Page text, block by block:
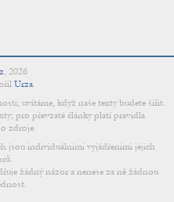
, 2026
Urza.
uvítáme, když naše texty budete šířit.
pro převzaté články platí pravidla
zdroje.
jsou individuálními vyjádřeními jejich
žádný názor a nenese za ně žádnou